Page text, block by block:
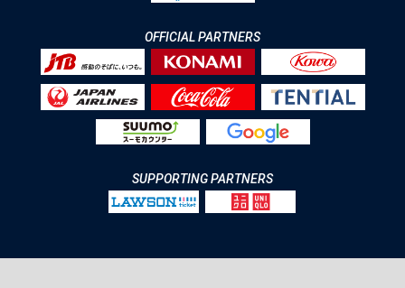
OFFICIAL PARTNERS
SUPPORTING PARTNERS